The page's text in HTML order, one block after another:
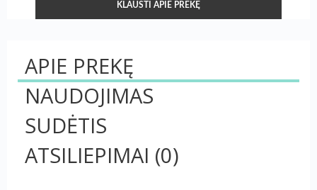
KLAUSTI APIE PREKĘ
APIE PREKĘ
NAUDOJIMAS
SUDĖTIS
ATSILIEPIMAI (0)